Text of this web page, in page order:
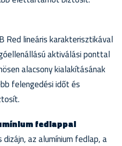
Red lineáris karakterisztikával
aktiválási ponttal
alacsony kialakításának
felengedési időt és
fedlappal
az alumínium fedlap, a